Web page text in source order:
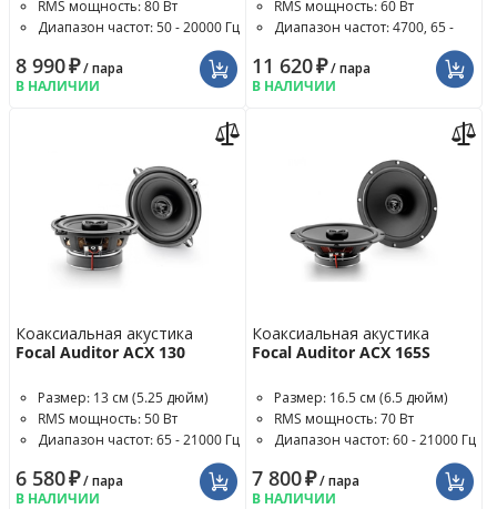
RMS мощность: 80 Вт
Диапазон частот: 50 - 20000 Гц
8 990₽/ пара
В НАЛИЧИИ
RMS мощность: 60 Вт
Диапазон частот: 4700, 65 -
11 620₽/ пара
В НАЛИЧИИ
Коаксиальная акустика
Focal Auditor ACX 130
Размер: 13 см (5.25 дюйм)
RMS мощность: 50 Вт
Диапазон частот: 65 - 21000 Гц
6 580₽/ пара
В НАЛИЧИИ
Коаксиальная акустика
Focal Auditor ACX 165S
Размер: 16.5 см (6.5 дюйм)
RMS мощность: 70 Вт
Диапазон частот: 60 - 21000 Гц
7 800₽/ пара
В НАЛИЧИИ